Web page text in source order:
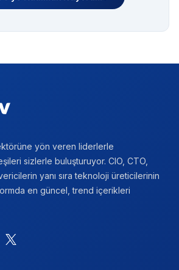
yön veren liderlerle
sizlerle buluşturuyor. CIO, CTO,
yanı sıra teknoloji üreticilerinin
en güncel, trend içerikleri
X